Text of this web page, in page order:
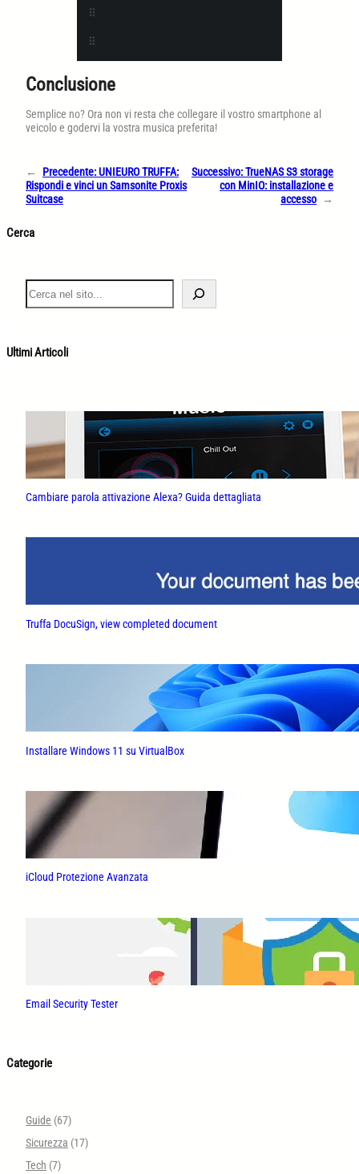
Conclusione
Semplice no? Ora non vi resta che collegare il vostro smartphone al
veicolo e godervi la vostra musica preferita!
← Precedente:UNIEURO TRUFFA:
Rispondi e vinci un Samsonite Proxis
Suitcase
Successivo:TrueNAS S3 storage
con MinIO: installazione e
accesso →
Cerca
S
e
a
h
Ultimi Articoli
Cambiare parola attivazione Alexa? Guida dettagliata
Truffa DocuSign, view completed document
Installare Windows 11 su VirtualBox
iCloud Protezione Avanzata
Email Security Tester
Categorie
Guide (67)
Sicurezza (17)
Tech (7)